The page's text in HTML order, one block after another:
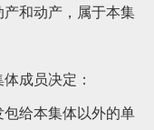
和动产，属于本集
成员决定：
给本集体以外的单